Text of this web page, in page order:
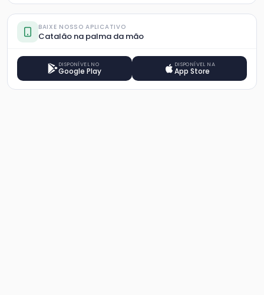
BAIXE NOSSO APLICATIVO
Catalão na palma da mão
DISPONÍVEL NO
Google Play
DISPONÍVEL NA
App Store